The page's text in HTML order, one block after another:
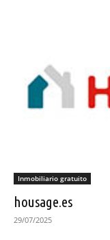
Inmobiliario gratuito
housage.es
29/07/2025